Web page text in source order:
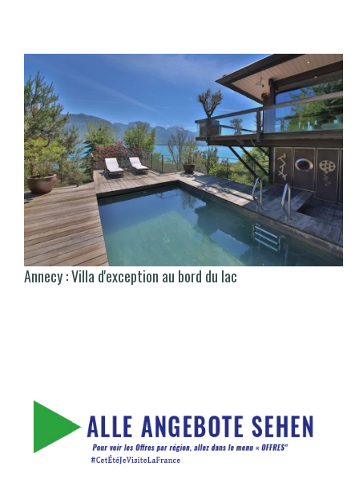
Annecy : Villa d'exception au bord du lac